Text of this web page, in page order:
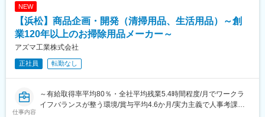
◇風通しの良さ
社内にはアナログ・Web両方の意見箱があり、年次や役職に関係
なく改善提案を発信できる風土があります。製造工程の大幅な効
率化から働きやすさ向上まで、社員の声が実際の制度や運営改善
につながっています。
キルアップできる環境です。
◇社長との1on1
NEW
【浜松】商品企画・開発（清掃用品、生活用品）～創
業120年以上のお掃除用品メーカー～
アズマ工業株式会社
正社員 転勤なし
仕事内容
～有給取得率平均80％・全社平均残業5.4時間程度/月でワークラ
イフバランスが整う環境/賞与平均4.6か月/実力主義で人事考課を